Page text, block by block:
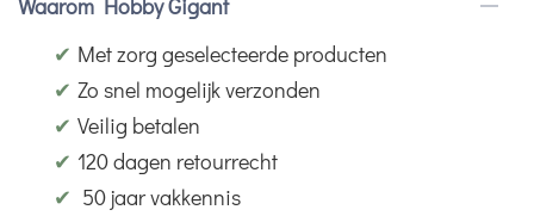
Waarom Hobby Gigant
✔ Met zorg geselecteerde producten
✔ Zo snel mogelijk verzonden
✔ Veilig betalen
✔ 120 dagen retourrecht
✔ 50 jaar vakkennis